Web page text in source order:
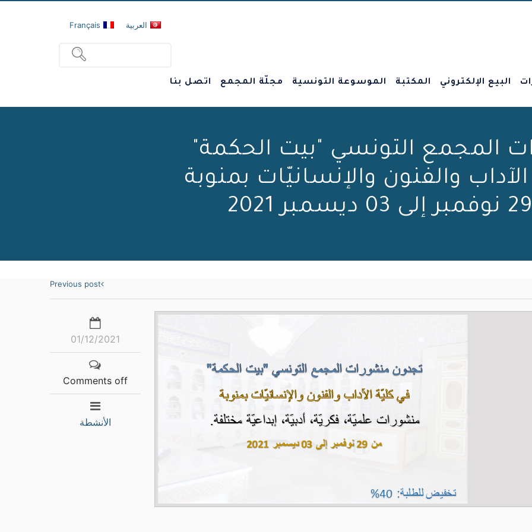
العربية Français
البيع الإلكتروني المكتبة الموسوعة التونسية مجلّة المجمع اتصل بنا
المجمع التونسي "بيت الحكمة"
والفنون والإنسانيّات بمنوبة
Previous post
01/12/2021
Comments off
الأنشطة